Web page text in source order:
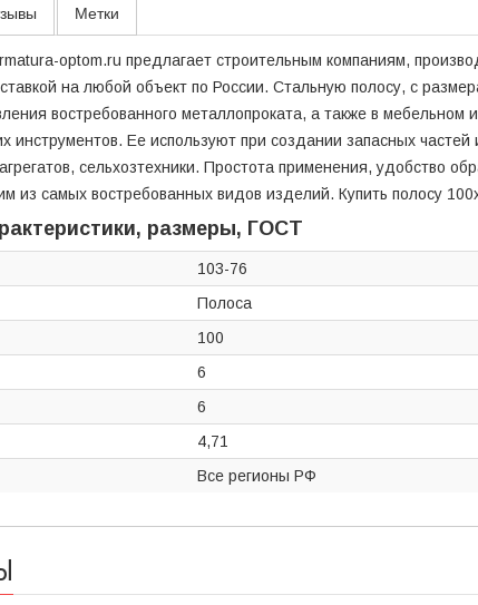
Метки
optom.ru предлагает строительным компаниям,
на любой объект по России. Стальную полосу, с
востребованного металлопроката, а также в мебельном
инструментов. Ее используют при создании запасных
сельхозтехники. Простота применения, удобство
из самых востребованных видов изделий. Купить полосу
размеры, ГОСТ
103-76
Полоса
100
6
6
4,71
Все регионы РФ